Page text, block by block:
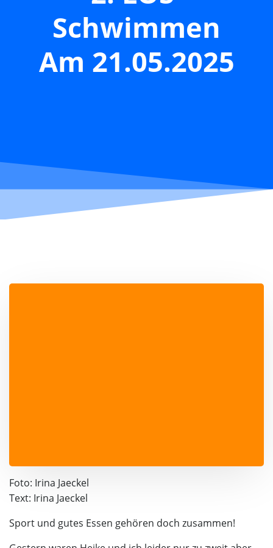
Schwimmen
Am 21.05.2025
Foto: Irina Jaeckel
Text: Irina Jaeckel
Sport und gutes Essen gehören doch zusammen!